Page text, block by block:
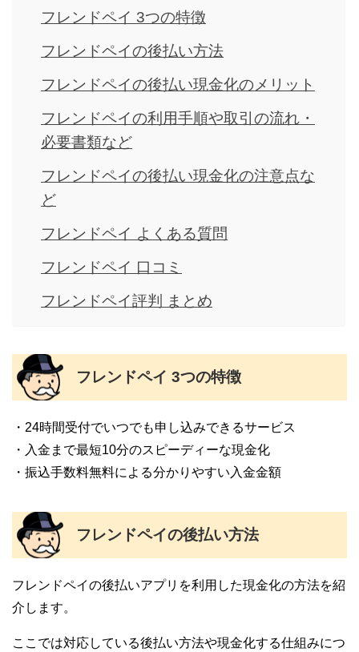
フレンドペイ 3つの特徴
フレンドペイの後払い方法
フレンドペイの後払い現金化のメリット
フレンドペイの利用手順や取引の流れ・
必要書類など
フレンドペイの後払い現金化の注意点な
ど
フレンドペイ よくある質問
フレンドペイ 口コミ
フレンドペイ評判 まとめ
フレンドペイ 3つの特徴
・24時間受付でいつでも申し込みできるサービス
・入金まで最短10分のスピーディーな現金化
・振込手数料無料による分かりやすい入金金額
フレンドペイの後払い方法
フレンドペイの後払いアプリを利用した現金化の方法を紹
介します。
ここでは対応している後払い方法や現金化する仕組みにつ